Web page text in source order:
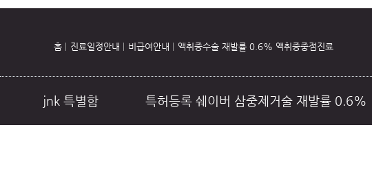
홈 진료일정안내 비급여안내 액취증수술 재발률 0.6% 액취증중점진료
jnk 특별함 특허등록 쉐이버 삼중제거술 재발률 0.6%